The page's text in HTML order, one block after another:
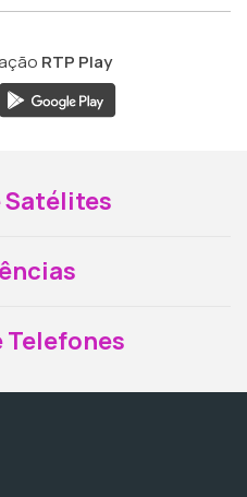
RTP Play
Satélites
Telefones